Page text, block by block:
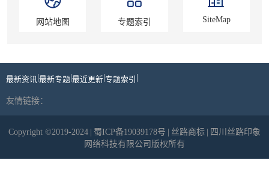
网站地图 专题索引 SiteMap
最新资讯 |最新专题|最近更新|专题索引 |
友情链接：
Copyright ©2019-2024 | 蜀ICP备19039178号 | 丝路商标 | 四川丝路印象
网络科技有限公司版权所有